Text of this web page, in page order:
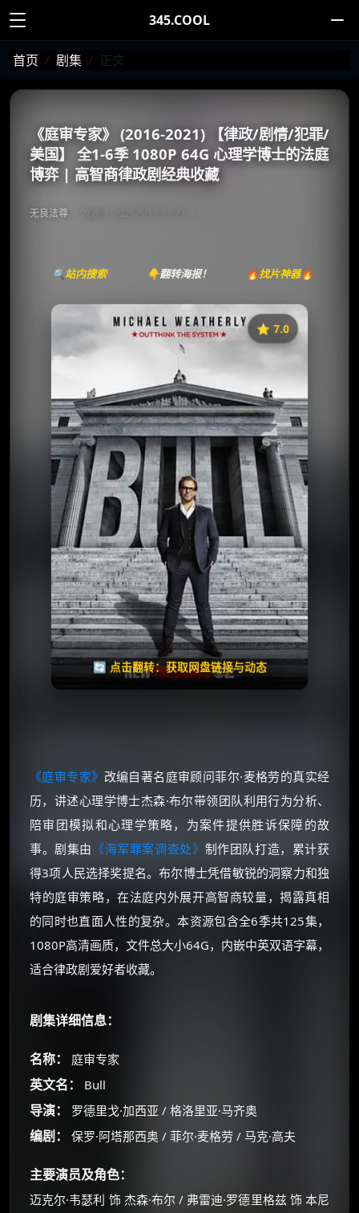
345.COOL
首页 剧集 正文
《庭审专家》 (2016-2021) 【律政/剧情/犯罪/
美国】 全1-6季 1080P 64G 心理学博士的法庭
博弈 | 高智商律政剧经典收藏
无良法尊
🔍站内搜索 👇翻转海报！ 🔥找片神器🔥
⭐️ 7.0
🔄 点击翻转：获取网盘链接与动态
《庭审专家》
⭐
收藏
⭐️ 评分：7.0 | 🎬 2016年
✅ 已完结
夸克网盘
失效请反馈
🧧️
天天领红包
《庭审专家》 改编自著名庭审顾问菲尔·麦格劳的真实经
历，讲述心理学博士杰森·布尔带领团队利用行为分析、
陪审团模拟和心理学策略，为案件提供胜诉保障的故
事。剧集由 《海军罪案调查处》 制作团队打造，累计获
得3项人民选择奖提名。布尔博士凭借敏锐的洞察力和独
特的庭审策略，在法庭内外展开高智商较量，揭露真相
的同时也直面人性的复杂。本资源包含全6季共125集，
1080P高清画质，文件总大小64G，内嵌中英双语字幕，
适合律政剧爱好者收藏。
剧集详细信息：
名称： 庭审专家
英文名： Bull
导演： 罗德里戈·加西亚 / 格洛里亚·马齐奥
编剧： 保罗·阿塔那西奥 / 菲尔·麦格劳 / 马克·高夫
主要演员及角色：
迈克尔·韦瑟利 饰 杰森·布尔 / 弗雷迪·罗德里格兹 饰 本尼